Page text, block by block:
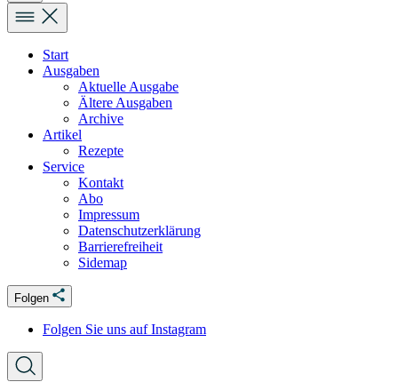
Start
Ausgaben
Aktuelle Ausgabe
Ältere Ausgaben
Archive
Artikel
Rezepte
Service
Kontakt
Abo
Impressum
Datenschutzerklärung
Barrierefreiheit
Sidemap
Folgen
Folgen Sie uns auf Instagram